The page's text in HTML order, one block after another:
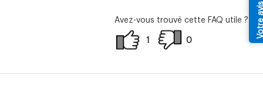
Avez-vous trouvé cette FAQ utile ?
1 0